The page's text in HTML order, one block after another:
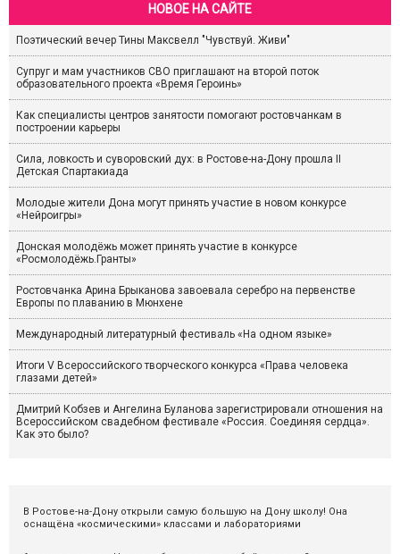
НОВОЕ НА САЙТЕ
Поэтический вечер Тины Максвелл "Чувствуй. Живи"
Супруг и мам участников СВО приглашают на второй поток
образовательного проекта «Время Героинь»
Как специалисты центров занятости помогают ростовчанкам в
построении карьеры
Сила, ловкость и суворовский дух: в Ростове-на-Дону прошла II
Детская Спартакиада
Молодые жители Дона могут принять участие в новом конкурсе
«Нейроигры»
Донская молодёжь может принять участие в конкурсе
«Росмолодёжь.Гранты»
Ростовчанка Арина Брыканова завоевала серебро на первенстве
Европы по плаванию в Мюнхене
Международный литературный фестиваль «На одном языке»
Итоги V Всероссийского творческого конкурса «Права человека
глазами детей»
Дмитрий Кобзев и Ангелина Буланова зарегистрировали отношения на
Всероссийском свадебном фестивале «Россия. Соединяя сердца».
Как это было?
В Ростове-на-Дону открыли самую большую на Дону школу! Она
оснащёна «космическими» классами и лабораториями